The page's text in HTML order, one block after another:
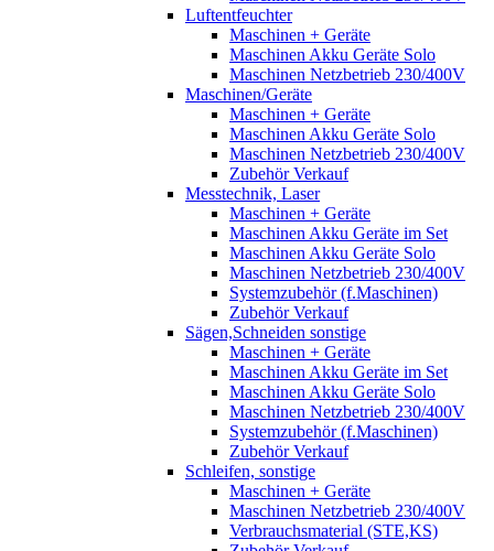
Luftentfeuchter
Maschinen + Geräte
Maschinen Akku Geräte Solo
Maschinen Netzbetrieb 230/400V
Maschinen/Geräte
Maschinen + Geräte
Maschinen Akku Geräte Solo
Maschinen Netzbetrieb 230/400V
Zubehör Verkauf
Messtechnik, Laser
Maschinen + Geräte
Maschinen Akku Geräte im Set
Maschinen Akku Geräte Solo
Maschinen Netzbetrieb 230/400V
Systemzubehör (f.Maschinen)
Zubehör Verkauf
Sägen,Schneiden sonstige
Maschinen + Geräte
Maschinen Akku Geräte im Set
Maschinen Akku Geräte Solo
Maschinen Netzbetrieb 230/400V
Systemzubehör (f.Maschinen)
Zubehör Verkauf
Schleifen, sonstige
Maschinen + Geräte
Maschinen Netzbetrieb 230/400V
Verbrauchsmaterial (STE,KS)